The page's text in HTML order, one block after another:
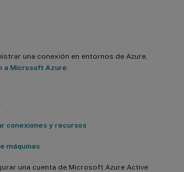
una conexión en entornos de Azure,
a Microsoft Azure
conexiones y recursos
máquinas
una cuenta de Microsoft Azure Active